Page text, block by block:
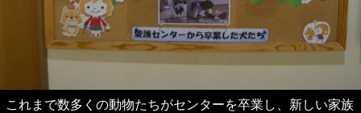
これまで数多くの動物たちがセンターを卒業し、新しい家族